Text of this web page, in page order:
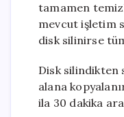
tamamen
mevcut işletim
disk silinirse
Disk silindikten
alana
ila 30 dakika